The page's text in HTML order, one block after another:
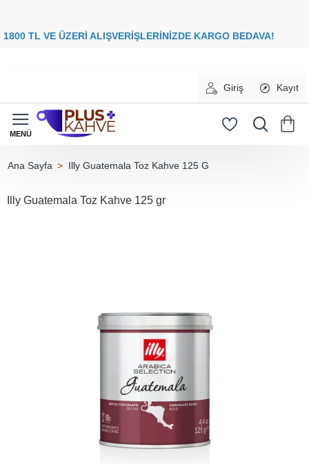
00 TL VE ÜZERİ ALIŞVERİŞLERİNİZDE KARGO
Giriş Kayıt
Illy Guatemala Toz Kahve 125 G
Illy Guatemala Toz Kahve 125 gr